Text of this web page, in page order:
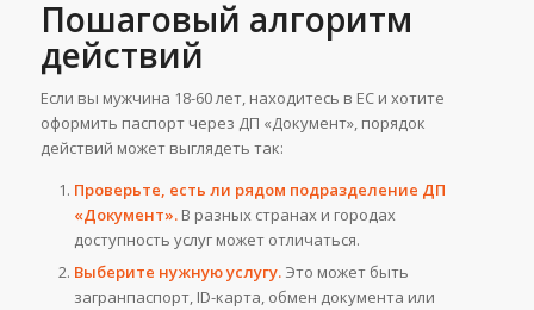
Пошаговый алгоритм
действий
Если вы мужчина 18-60 лет, находитесь в ЕС и хотите
оформить паспорт через ДП «Документ», порядок
действий может выглядеть так:
Проверьте, есть ли рядом подразделение ДП
«Документ».В разных странах и городах
доступность услуг может отличаться.
Выберите нужную услугу.Это может быть
загранпаспорт, ID-карта, обмен документа или